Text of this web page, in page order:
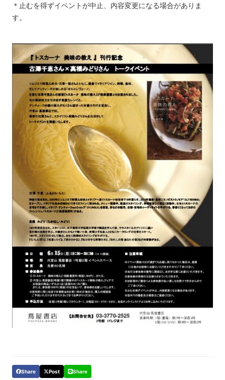
＊止むを得ずイベントが中止、内容変更になる場合がありま
す。
Share Post Share